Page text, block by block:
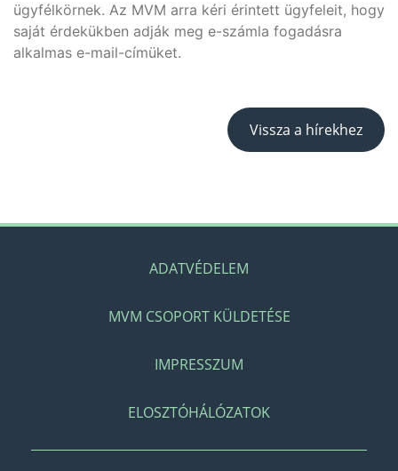
ügyfélkörnek. Az MVM arra kéri érintett ügyfeleit, hogy
saját érdekükben adják meg e-számla fogadásra
alkalmas e-mail-címüket.
Vissza a hírekhez
ADATVÉDELEM
MVM CSOPORT KÜLDETÉSE
IMPRESSZUM
ELOSZTÓHÁLÓZATOK